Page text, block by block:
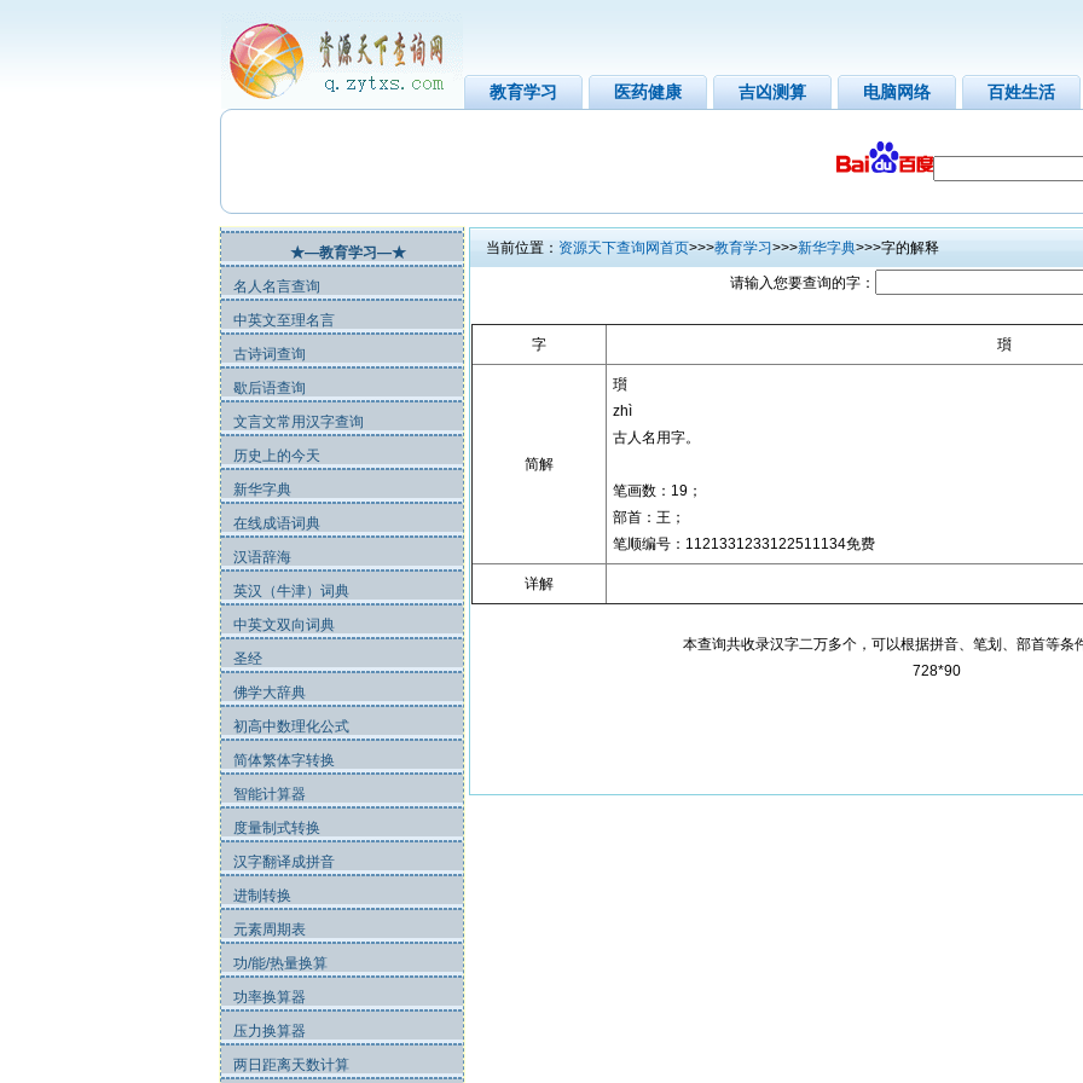
教育学习 医药健康 吉凶测算 电脑网络 百姓生活
★—教育学习—★
名人名言查询
中英文至理名言
古诗词查询
歇后语查询
文言文常用汉字查询
历史上的今天
新华字典
在线成语词典
汉语辞海
英汉（牛津）词典
中英文双向词典
圣经
佛学大辞典
初高中数理化公式
简体繁体字转换
智能计算器
度量制式转换
汉字翻译成拼音
进制转换
元素周期表
功/能/热量换算
功率换算器
压力换算器
两日距离天数计算
当前位置： 资源天下查询网首页>>>教育学习 >>>新华字典>>>字的解释
请输入您要查询的字：
字 瓆
简解
瓆
zhì
古人名用字。
笔画数：19；
部首：王；
笔顺编号：1121331233122511134免费
详解
本查询共收录汉字二万多个，可以根据拼音、笔划、部首等条
728*90